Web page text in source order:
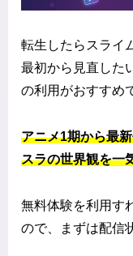
転生したらスライ
最初から見直した
の利用がおすすめ
アニメ1期から最
スラの世界観を一
無料体験を利用す
ので、まずは配信